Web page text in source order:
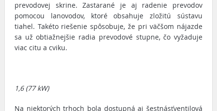
prevodovej skrine. Zastarané je aj radenie prevodov
pomocou lanovodov, ktoré obsahuje zložitú sústavu
tiahel. Takéto riešenie spôsobuje, že pri väčšom nájazde
sa už obtiažnejšie radia prevodové stupne, čo vyžaduje
viac citu a cviku.
1,6 (77 kW)
Na niektorých trhoch bola dostupná aj šestnásťventilová